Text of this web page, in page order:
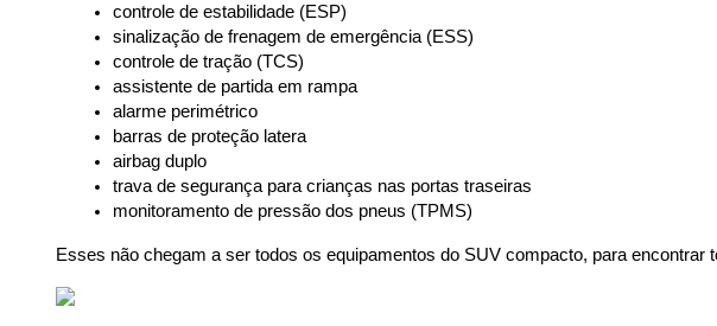
controle de estabilidade (ESP)
sinalização de frenagem de emergência (ESS)
controle de tração (TCS)
assistente de partida em rampa
alarme perimétrico
barras de proteção latera
airbag duplo
trava de segurança para crianças nas portas traseiras
monitoramento de pressão dos pneus (TPMS)
Esses não chegam a ser todos os equipamentos do SUV compacto, para